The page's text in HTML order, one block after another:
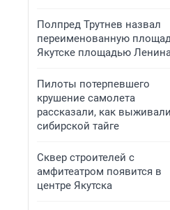
Полпред Трутнев назвал
переименованную
Якутске площадью
Пилоты потерпевшего
крушение самолета
рассказали, как
сибирской тайге
Сквер строителей с
амфитеатром появится в
центре Якутска